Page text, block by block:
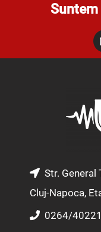
Str. General
Cluj-Napoca,
0264/